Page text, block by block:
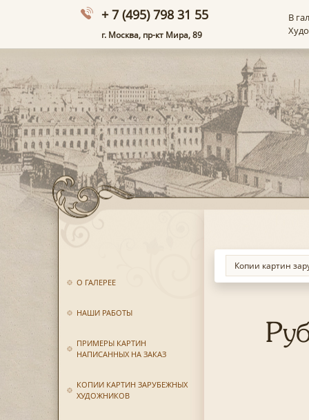
+ 7 (495) 798 31 55
г. Москва, пр-кт Мира, 89
В
О ГАЛЕРЕЕ
НАШИ РАБОТЫ
ПРИМЕРЫ КАРТИН
НАПИСАННЫХ НА ЗАКАЗ
КОПИИ КАРТИН ЗАРУБЕЖНЫХ
ХУДОЖНИКОВ